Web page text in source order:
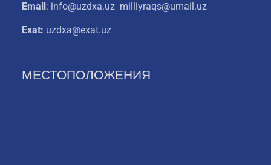
Email: info@uzdxa.uz milliyraqs@umail.uz
Exat: uzdxa@exat.uz
МЕСТОПОЛОЖЕНИЯ